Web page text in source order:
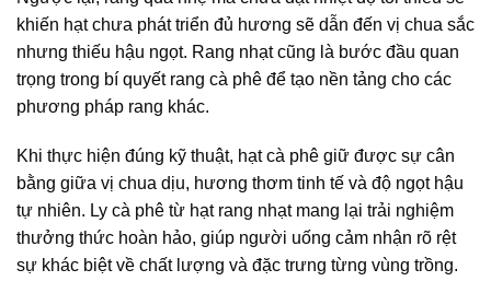
khiến hạt chưa phát triển đủ hương sẽ dẫn đến vị chua sắc
nhưng thiếu hậu ngọt. Rang nhạt cũng là bước đầu quan
trọng trong bí quyết rang cà phê để tạo nền tảng cho các
phương pháp rang khác.
Khi thực hiện đúng kỹ thuật, hạt cà phê giữ được sự cân
bằng giữa vị chua dịu, hương thơm tinh tế và độ ngọt hậu
tự nhiên. Ly cà phê từ hạt rang nhạt mang lại trải nghiệm
thưởng thức hoàn hảo, giúp người uống cảm nhận rõ rệt
sự khác biệt về chất lượng và đặc trưng từng vùng trồng.